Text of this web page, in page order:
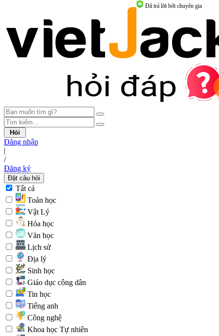
Hỏi
Đăng nhập
|
/
Đăng ký
Đặt câu hỏi
Tất cả
Toán học
Vật Lý
Hóa học
Văn học
Lịch sử
Địa lý
Sinh học
Giáo dục công dân
Tin học
Tiếng anh
Công nghệ
Khoa học Tự nhiên
Đã trả lời bởi chuyên gia